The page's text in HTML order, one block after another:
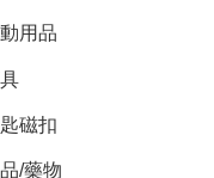
用品
磁扣
/藥物